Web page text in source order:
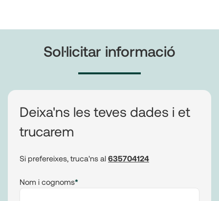
Sol·licitar informació
Deixa'ns les teves dades i et
trucarem
Si prefereixes, truca'ns al 635704124
Nom i cognoms*